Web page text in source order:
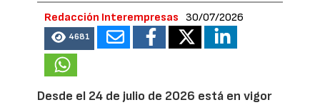
Redacción Interempresas 30/07/2026
4681
Desde el 24 de julio de 2026 está en vigor